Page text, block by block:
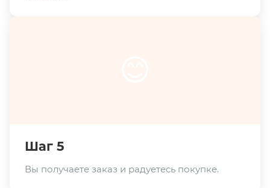
Шаг 5
Вы получаете заказ и радуетесь покупке.